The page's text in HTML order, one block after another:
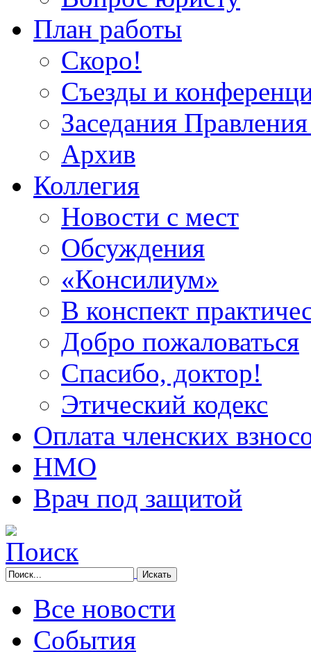
План работы
Скоро!
Съезды и
Заседания
Архив
Коллегия
Новости с мест
Обсуждения
«Консилиум»
В конспект
Добро пожаловаться
Спасибо, доктор!
Этический кодекс
Оплата членских
НМО
Врач под защитой
Все новости
События